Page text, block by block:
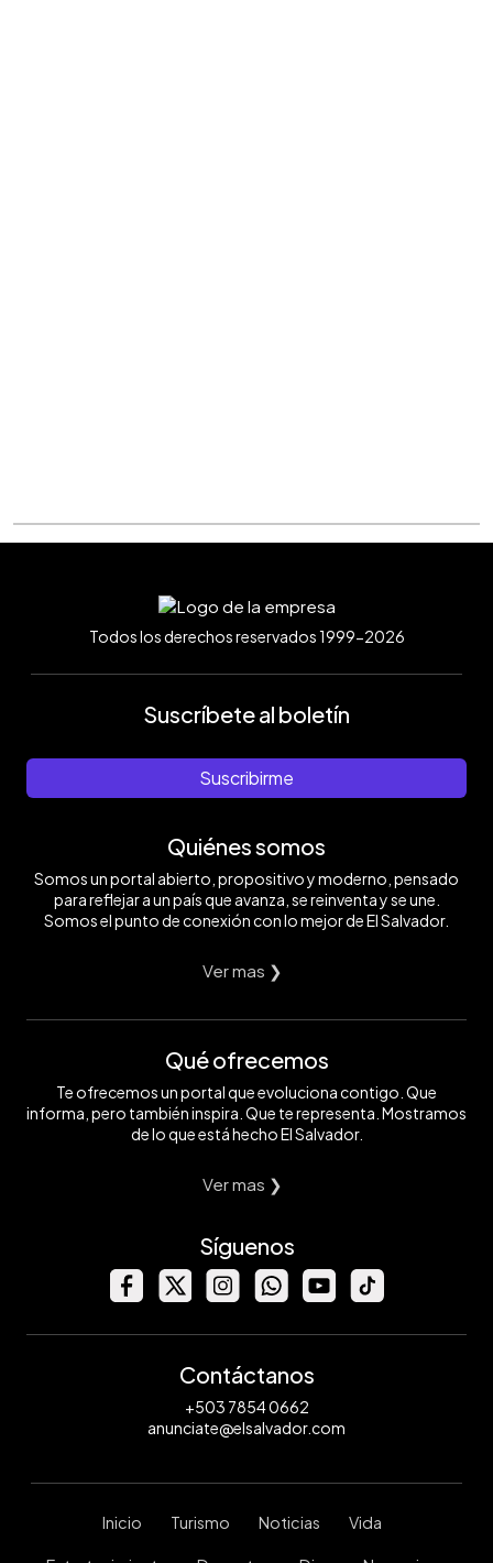
Todos los derechos reservados 1999-2026
Suscríbete al boletín
Suscribirme
Quiénes somos
Somos un portal abierto, propositivo y moderno, pensado
para reflejar a un país que avanza, se reinventa y se une.
Somos el punto de conexión con lo mejor de El Salvador.
Ver mas ❯
Qué ofrecemos
Te ofrecemos un portal que evoluciona contigo. Que
informa, pero también inspira. Que te representa. Mostramos
de lo que está hecho El Salvador.
Ver mas ❯
Síguenos
Contáctanos
+503 7854 0662
anunciate@elsalvador.com
Inicio Turismo Noticias Vida